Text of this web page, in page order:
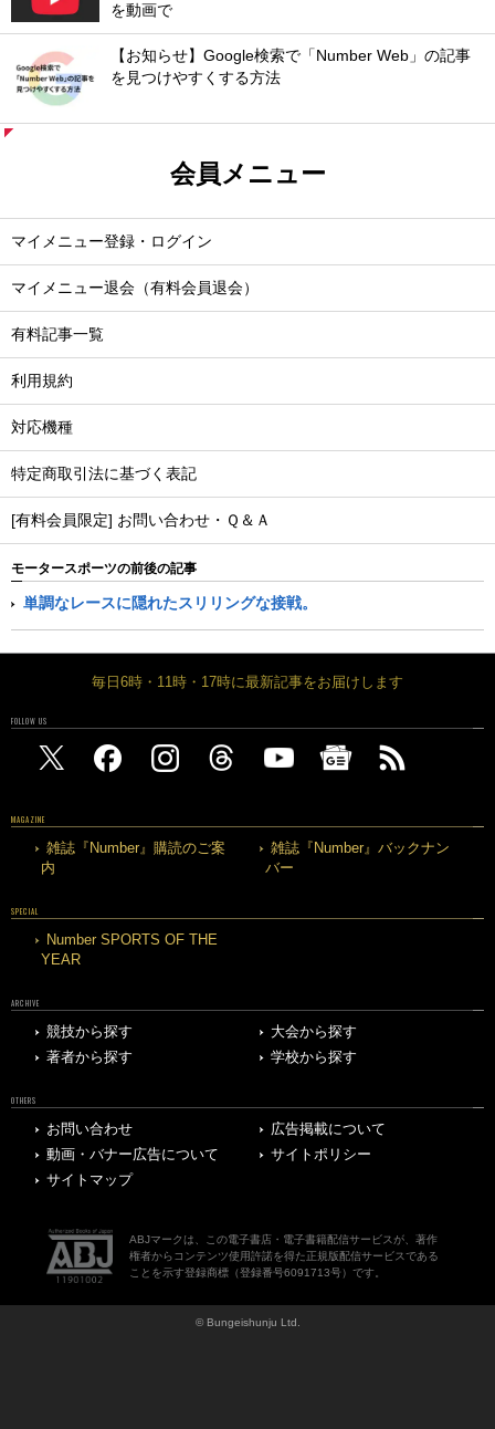
を動画で
【お知らせ】Google検索で「Number Web」の記事
を見つけやすくする方法
会員メニュー
マイメニュー登録・ログイン
マイメニュー退会（有料会員退会）
有料記事一覧
利用規約
対応機種
特定商取引法に基づく表記
[有料会員限定] お問い合わせ・Ｑ＆Ａ
モータースポーツの前後の記事
単調なレースに隠れたスリリングな接戦。
毎日6時・11時・17時に最新記事をお届けします
FOLLOW US
MAGAZINE
雑誌『Number』購読のご案
内
雑誌『Number』バックナン
バー
SPECIAL
Number SPORTS OF THE
YEAR
ARCHIVE
競技から探す
大会から探す
著者から探す
学校から探す
OTHERS
お問い合わせ
広告掲載について
動画・バナー広告について
サイトポリシー
サイトマップ
ABJマークは、この電子書店・電子書籍配信サービスが、著作
権者からコンテンツ使用許諾を得た正規版配信サービスである
ことを示す登録商標（登録番号6091713号）です。
© Bungeishunju Ltd.